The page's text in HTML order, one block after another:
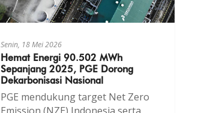
Senin, 18 Mei 2026
Hemat Energi 90.502 MWh
Sepanjang 2025, PGE Dorong
Dekarbonisasi Nasional
PGE mendukung target Net Zero